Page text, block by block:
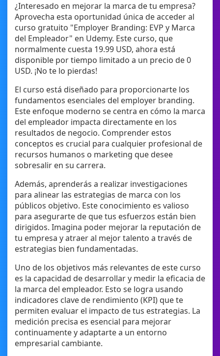
¿Interesado en mejorar la marca de tu empresa?
Aprovecha esta oportunidad única de acceder al
curso gratuito "Employer Branding: EVP y Marca
del Empleador" en Udemy. Este curso, que
normalmente cuesta 19.99 USD, ahora está
disponible por tiempo limitado a un precio de 0
USD. ¡No te lo pierdas!
El curso está diseñado para proporcionarte los
fundamentos esenciales del employer branding.
Este enfoque moderno se centra en cómo la marca
del empleador impacta directamente en los
resultados de negocio. Comprender estos
conceptos es crucial para cualquier profesional de
recursos humanos o marketing que desee
sobresalir en su carrera.
Además, aprenderás a realizar investigaciones
para alinear las estrategias de marca con los
públicos objetivo. Este conocimiento es valioso
para asegurarte de que tus esfuerzos están bien
dirigidos. Imagina poder mejorar la reputación de
tu empresa y atraer al mejor talento a través de
estrategias bien fundamentadas.
Uno de los objetivos más relevantes de este curso
es la capacidad de desarrollar y medir la eficacia de
la marca del empleador. Esto se logra usando
indicadores clave de rendimiento (KPI) que te
permiten evaluar el impacto de tus estrategias. La
medición precisa es esencial para mejorar
continuamente y adaptarte a un entorno
empresarial cambiante.